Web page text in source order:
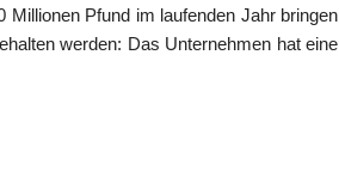
Pfund im laufenden Jahr bringen
werden: Das Unternehmen hat eine